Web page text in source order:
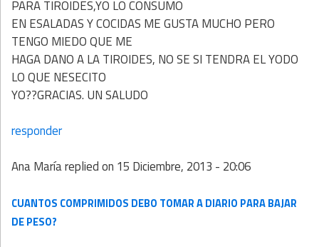
PARA TIROIDES,YO LO CONSUMO
EN ESALADAS Y COCIDAS ME GUSTA MUCHO PERO
TENGO MIEDO QUE ME
HAGA DANO A LA TIROIDES, NO SE SI TENDRA EL YODO
LO QUE NESECITO
YO??GRACIAS. UN SALUDO
responder
Ana Maríareplied on 15 Diciembre, 2013 - 20:06
CUANTOS COMPRIMIDOS DEBO TOMAR A DIARIO PARA BAJAR
DE PESO?